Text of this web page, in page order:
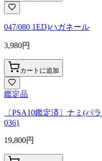
047/080 1ED)ハガネール
3,980円
カートに追加
鑑定品
〔PSA10鑑定済〕ナミ(パ
036}
19,800円